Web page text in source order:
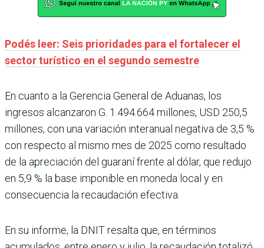
Podés leer: Seis prioridades para el fortalecer el
sector turístico en el segundo semestre
En cuanto a la Gerencia General de Aduanas, los
ingresos alcanzaron G. 1.494.664 millones, USD 250,5
millones, con una variación interanual negativa de 3,5 %
con respecto al mismo mes de 2025 como resultado
de la apreciación del guaraní frente al dólar, que redujo
en 5,9 % la base imponible en moneda local y en
consecuencia la recaudación efectiva.
En su informe, la DNIT resalta que, en términos